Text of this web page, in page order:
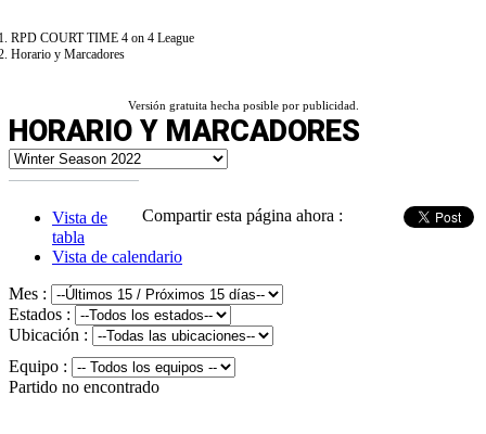
RPD COURT TIME 4 on 4 League
Horario y Marcadores
Versión gratuita hecha posible por publicidad.
HORARIO Y MARCADORES
Compartir esta página ahora :
Vista de
tabla
Vista de calendario
Mes :
Estados :
Ubicación :
Equipo :
Partido no encontrado